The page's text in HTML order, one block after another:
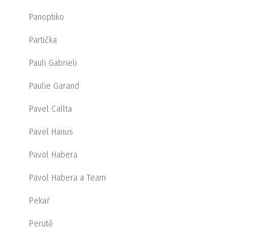
Panoptiko
Partička
Pauli Gabrieli
Paulie Garand
Pavel Callta
Pavel Hanus
Pavol Habera
Pavol Habera a Team
Pekař
Perutě